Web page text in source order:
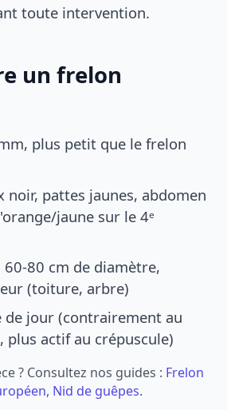
toute intervention.
un frelon
plus petit que le frelon
noir, pattes jaunes, abdomen
jaune sur le 4ᵉ
60-80 cm de diamètre,
(toiture, arbre)
de jour (contrairement au
plus actif au crépuscule)
? Consultez nos guides : Frelon
, Nid de guêpes.